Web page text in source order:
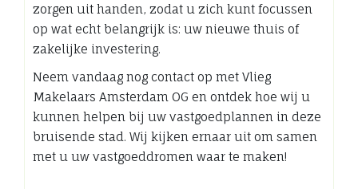
zorgen uit handen, zodat u zich kunt focussen
op wat echt belangrijk is: uw nieuwe thuis of
zakelijke investering.
Neem vandaag nog contact op met Vlieg
Makelaars Amsterdam OG en ontdek hoe wij u
kunnen helpen bij uw vastgoedplannen in deze
bruisende stad. Wij kijken ernaar uit om samen
met u uw vastgoeddromen waar te maken!